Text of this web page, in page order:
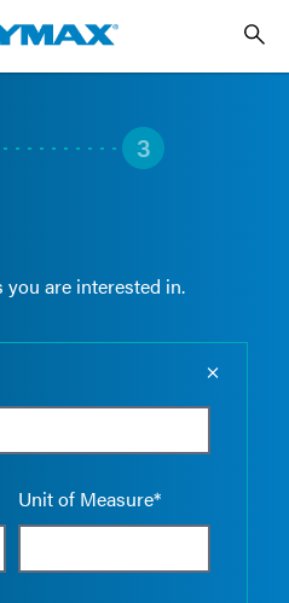
3
you are interested in.
Unit of Measure*